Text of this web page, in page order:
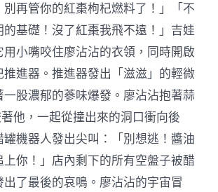
再管你的紅棗枸杞燃料了！」「不
基礎！沒了紅棗我飛不遠！」吉娃
小嘴咬住廖沾沾的衣領，同時開啟
進器。推進器發出「滋滋」的輕微
股濃郁的蔘味爆發。廖沾沾抱著蒜
他，一起從撞出來的洞口衝向後
罐機器人發出尖叫：「別想逃！醬油
你！」店內剩下的所有空盤子被醋
了最後的哀鳴。廖沾沾的宇宙冒